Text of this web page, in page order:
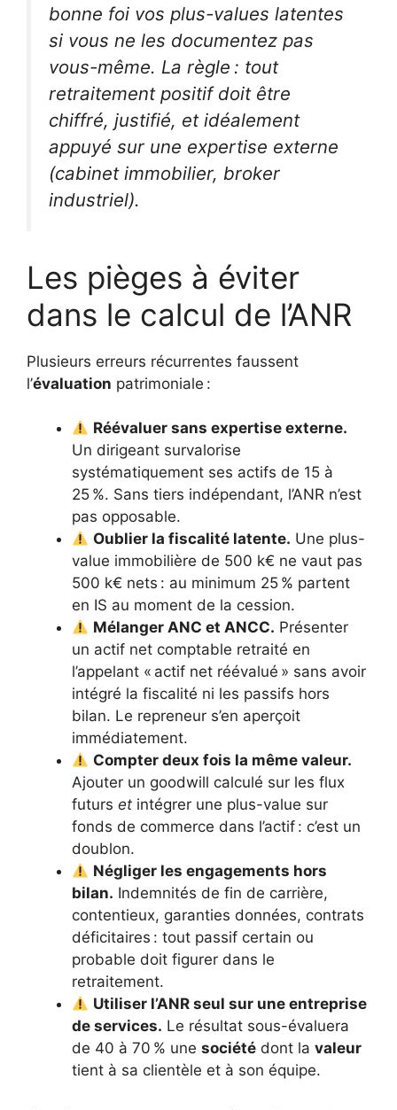
bonne foi vos plus-values latentes
si vous ne les documentez pas
vous-même. La règle : tout
retraitement positif doit être
chiffré, justifié, et idéalement
appuyé sur une expertise externe
(cabinet immobilier, broker
industriel).
Les pièges à éviter
dans le calcul de l’ANR
Plusieurs erreurs récurrentes faussent
l’évaluation patrimoniale :
Réévaluer sans expertise externe.
Un dirigeant survalorise
systématiquement ses actifs de 15 à
25 %. Sans tiers indépendant, l’ANR n’est
pas opposable.
Oublier la fiscalité latente. Une plus-
value immobilière de 500 k€ ne vaut pas
500 k€ nets : au minimum 25 % partent
en IS au moment de la cession.
Mélanger ANC et ANCC. Présenter
un actif net comptable retraité en
l’appelant « actif net réévalué » sans avoir
intégré la fiscalité ni les passifs hors
bilan. Le repreneur s’en aperçoit
immédiatement.
Compter deux fois la même valeur.
Ajouter un goodwill calculé sur les flux
futurs et intégrer une plus-value sur
fonds de commerce dans l’actif : c’est un
doublon.
Négliger les engagements hors
bilan. Indemnités de fin de carrière,
contentieux, garanties données, contrats
déficitaires : tout passif certain ou
probable doit figurer dans le
retraitement.
Utiliser l’ANR seul sur une entreprise
de services. Le résultat sous-évaluera
de 40 à 70 % une société dont la valeur
tient à sa clientèle et à son équipe.